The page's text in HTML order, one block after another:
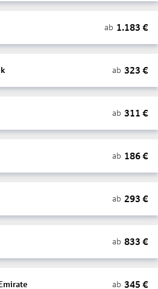
ab 1.183 €
ab 323 €
ab 311 €
ab 186€
ab 293 €
ab 833 €
ab 345 €